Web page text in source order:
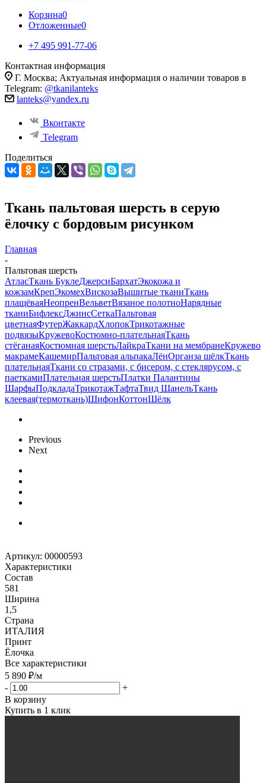
Корзина0
Отложенные0
+7 495 991-77-06
Контактная информация
Г. Москва; Актуальная информация о наличии товаров в
Telegram: @tkanilanteks
lanteks@yandex.ru
Вконтакте
Telegram
Поделиться
Ткань пальтовая шерсть в серую
ёлочку с бордовым рисунком
Главная
-
Пальтовая шерсть
АтласТкань БуклеДжерсиБархатЭкокожа и
кожзамКрепЭкомехВискозаВышитые тканиТкань
плащёваяНеопренВельветВязаное полотноНарядные
тканиБифлексДжинсСеткаПальтовая
цветнаяФутерЖаккардХлопокТрикотажные
подвязыКружевоКостюмно-плательнаяТкань
стёганаяКостюмная шерстьЛайкраТкани на мембранеКружево
макрамеКашемирПальтовая альпакаЛёнОрганза шёлкТкань
плательнаяТкани со стразами, с бисером, с стеклярусом, с
паеткамиПлательная шерстьПлатки Палантины
ШарфыПодкладаТрикотажТафтаТвид ШанельТкань
клеевая(термоткань)ШифонКоттонШёлк
Previous
Next
Артикул: 00000593
Характеристики
Состав
581
Ширина
1,5
Страна
ИТАЛИЯ
Принт
Ёлочка
Все характеристики
5 890 ₽/м
-
+
В корзину
Купить в 1 клик